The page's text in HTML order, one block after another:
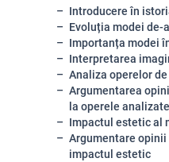
Introducere în
Evoluția modei de-
Importanța modei
Interpretarea
Analiza operelor
Argumentarea
la operele analizate
Impactul estetic al
Argumentare opinii
impactul estetic